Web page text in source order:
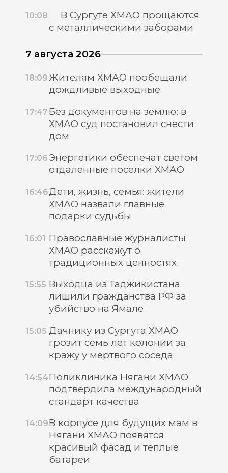
10:08
В Сургуте ХМАО прощаются
с металлическими заборами
7 августа 2026
18:09Жителям ХМАО пообещали
дождливые выходные
17:47 Без документов на землю: в
ХМАО суд постановил снести
дом
17:06 Энергетики обеспечат светом
отдаленные поселки ХМАО
16:46Дети, жизнь, семья: жители
ХМАО назвали главные
подарки судьбы
16:01 Православные журналисты
ХМАО расскажут о
традиционных ценностях
15:55 Выходца из Таджикистана
лишили гражданства РФ за
убийство на Ямале
15:05 Дачнику из Сургута ХМАО
грозит семь лет колонии за
кражу у мертвого соседа
14:54Поликлиника Нягани ХМАО
подтвердила международный
стандарт качества
14:09В корпусе для будущих мам в
Нягани ХМАО появятся
красивый фасад и теплые
батареи